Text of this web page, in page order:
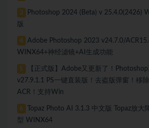
3
Photoshop 2024 (Beta) v 25.4.0(2426)
版
4
Adobe Photoshop 2023 v24.7.0/
WINX64+神经滤镜+AI生成功能
5
【正式版】Adobe又更新了！
v27.9.1.1 PS一键直装版！去盗版弹窗！移
ACR！支持Win
6
Topaz Photo AI 3.1.3 中文版 Topaz放大
型 WINX64